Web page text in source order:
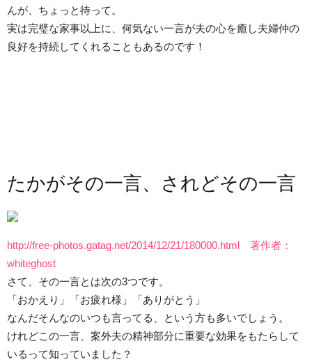
んが、ちょっと待って。
実は完璧な家事以上に、何気ない一言が夫の心を癒し夫婦仲の
良好を持続してくれることもあるのです！
たかがその一言、されどその一言
http://free-photos.gatag.net/2014/12/21/180000.html 著作者：
whiteghost
さて、その一言とは次の3つです。
「おかえり」「お疲れ様」「ありがとう」
なんだそんなのいつも言ってる、という方も多いでしょう。
けれどこの一言、案外夫の精神部分に重要な効果をもたらして
いるって知っていました？